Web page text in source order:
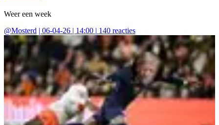
Weer een week
@Mosterd | 06-04-26 | 14:00 | 140 reacties